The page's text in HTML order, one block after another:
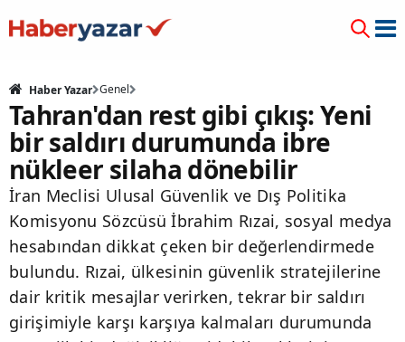
Haber Yazar Genel
Tahran'dan rest gibi çıkış: Yeni
bir saldırı durumunda ibre
nükleer silaha dönebilir
İran Meclisi Ulusal Güvenlik ve Dış Politika
Komisyonu Sözcüsü İbrahim Rızai, sosyal medya
hesabından dikkat çeken bir değerlendirmede
bulundu. Rızai, ülkesinin güvenlik stratejilerine
dair kritik mesajlar verirken, tekrar bir saldırı
girişimiyle karşı karşıya kalmaları durumunda